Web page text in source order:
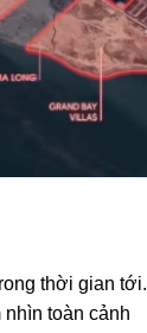
thời gian tới.
toàn cảnh